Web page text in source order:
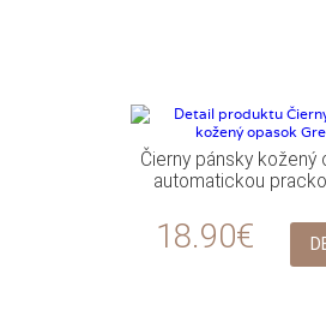
Čierny pánsky kožený
automatickou
18.90€